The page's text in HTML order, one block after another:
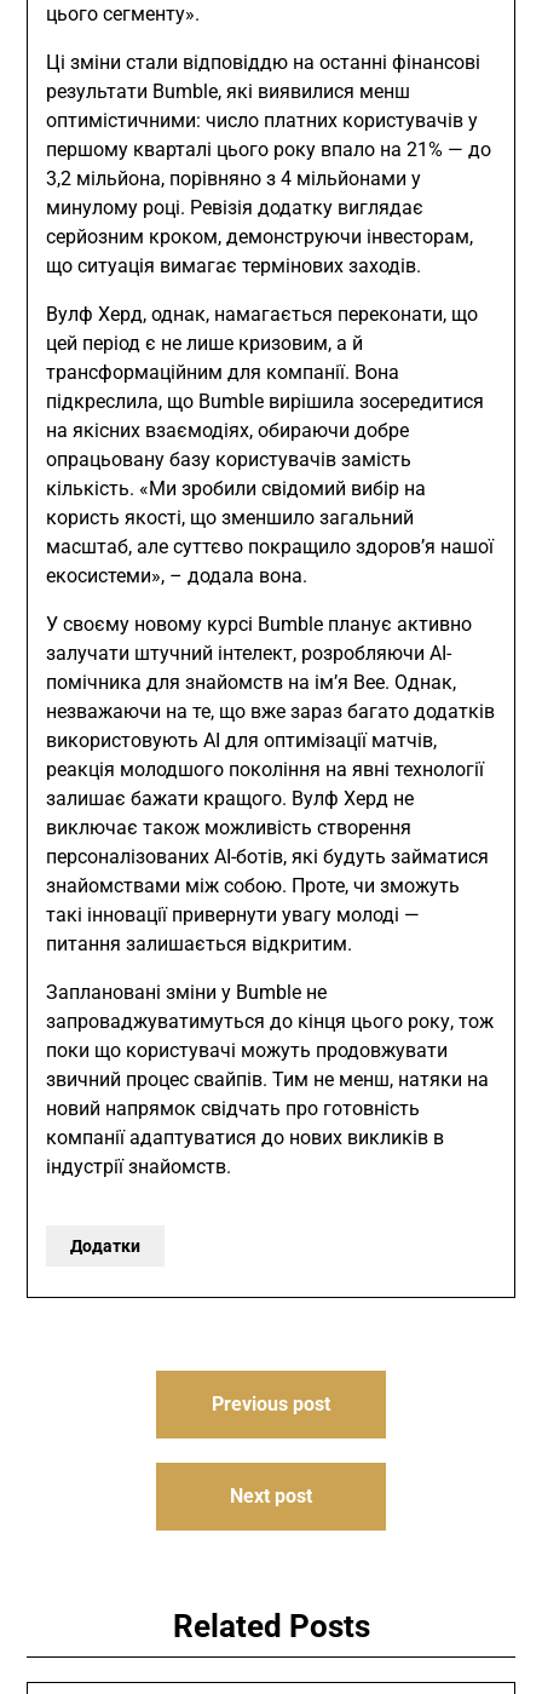
цього сегменту».
Ці зміни стали відповіддю на останні фінансові
результати Bumble, які виявилися менш
оптимістичними: число платних користувачів у
першому кварталі цього року впало на 21% — до
3,2 мільйона, порівняно з 4 мільйонами у
минулому році. Ревізія додатку виглядає
серйозним кроком, демонструючи інвесторам,
що ситуація вимагає термінових заходів.
Вулф Херд, однак, намагається переконати, що
цей період є не лише кризовим, а й
трансформаційним для компанії. Вона
підкреслила, що Bumble вирішила зосередитися
на якісних взаємодіях, обираючи добре
опрацьовану базу користувачів замість
кількість. «Ми зробили свідомий вибір на
користь якості, що зменшило загальний
масштаб, але суттєво покращило здоров’я нашої
екосистеми», – додала вона.
У своєму новому курсі Bumble планує активно
залучати штучний інтелект, розробляючи AI-
помічника для знайомств на ім’я Bee. Однак,
незважаючи на те, що вже зараз багато додатків
використовують AI для оптимізації матчів,
реакція молодшого покоління на явні технології
залишає бажати кращого. Вулф Херд не
виключає також можливість створення
персоналізованих AI-ботів, які будуть займатися
знайомствами між собою. Проте, чи зможуть
такі інновації привернути увагу молоді —
питання залишається відкритим.
Заплановані зміни у Bumble не
запроваджуватимуться до кінця цього року, тож
поки що користувачі можуть продовжувати
звичний процес свайпів. Тим не менш, натяки на
новий напрямок свідчать про готовність
компанії адаптуватися до нових викликів в
індустрії знайомств.
Додатки
Навигация
Previous post
Next post
Related Posts